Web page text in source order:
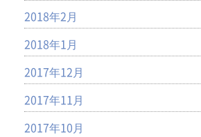
2018年2月
2018年1月
2017年12月
2017年11月
2017年10月